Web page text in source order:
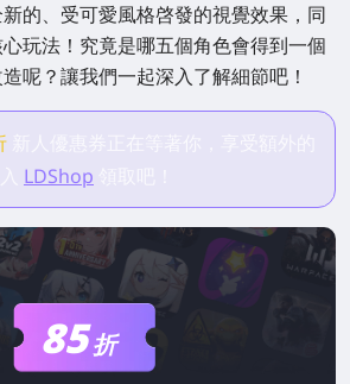
的、受可愛風格啓發的視覺效果，同
玩法！究竟是哪五個角色會得到一個
呢？讓我們一起深入了解細節吧！
LDShop
85折